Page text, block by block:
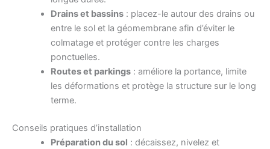
Drains et bassins: placez-le autour des drains ou
entre le sol et la géomembrane afin d’éviter le
colmatage et protéger contre les charges
ponctuelles.
Routes et parkings: améliore la portance, limite
les déformations et protège la structure sur le long
terme.
Conseils pratiques d’installation
Préparation du sol : décaissez, nivelez et